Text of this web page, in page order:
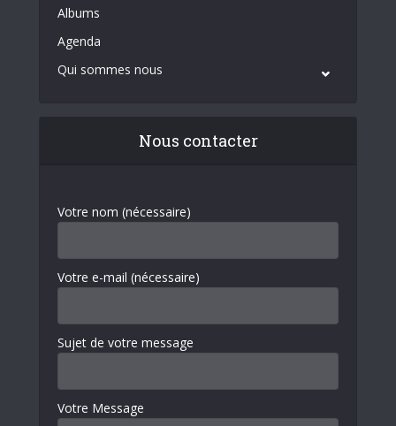
Albums
Agenda
Qui sommes nous
Nous contacter
Votre nom (nécessaire)
Votre e-mail (nécessaire)
Sujet de votre message
Votre Message